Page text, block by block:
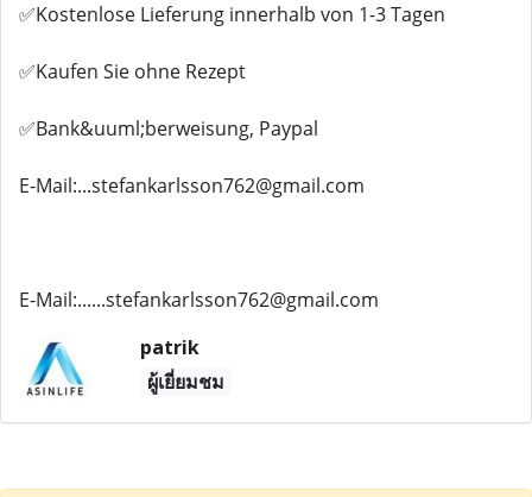
✅Kostenlose Lieferung innerhalb von 1-3 Tagen
✅Kaufen Sie ohne Rezept
✅Bank&uuml;berweisung, Paypal
E-Mail:...stefankarlsson762@gmail.com
E-Mail:......stefankarlsson762@gmail.com
patrik
ผู้เยี่ยมชม